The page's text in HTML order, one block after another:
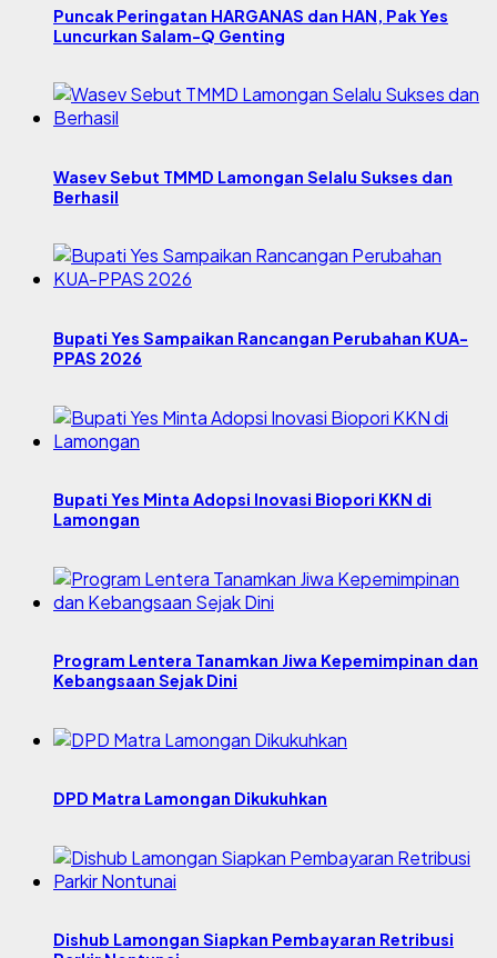
Puncak Peringatan HARGANAS dan HAN, Pak Yes
Luncurkan Salam-Q Genting
Wasev Sebut TMMD Lamongan Selalu Sukses dan
Berhasil
Bupati Yes Sampaikan Rancangan Perubahan KUA-
PPAS 2026
Bupati Yes Minta Adopsi Inovasi Biopori KKN di
Lamongan
Program Lentera Tanamkan Jiwa Kepemimpinan dan
Kebangsaan Sejak Dini
DPD Matra Lamongan Dikukuhkan
Dishub Lamongan Siapkan Pembayaran Retribusi